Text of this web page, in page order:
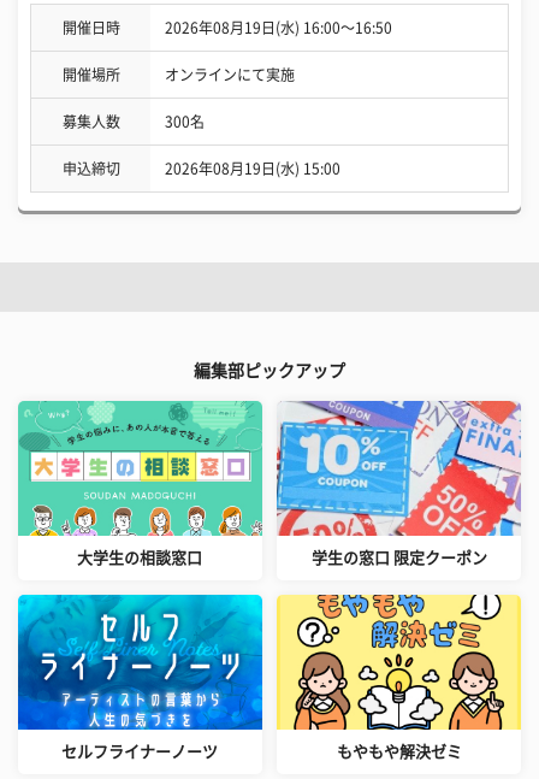
開催日時 2026年08月19日(水) 16:00〜16:50
開催場所 オンラインにて実施
募集人数 300名
申込締切 2026年08月19日(水) 15:00
編集部ピックアップ
大学生の相談窓口 学生の窓口 限定クーポン
セルフライナーノーツ もやもや解決ゼミ